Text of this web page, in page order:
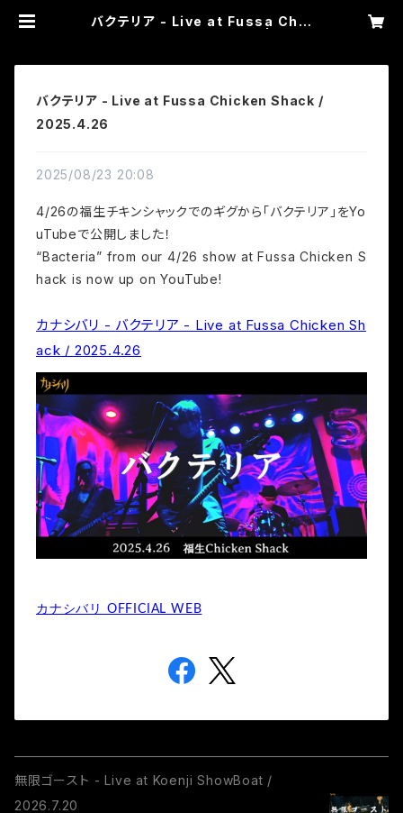
バクテリア - Live at Fussa Chic
バクテリア - Live at Fussa Chicken Shack /
2025.4.26
2025/08/23 20:08
4/26の福生チキンシャックでのギグから「バクテリア」をYo
uTubeで公開しました！
“Bacteria” from our 4/26 show at Fussa Chicken S
hack is now up on YouTube!
カナシバリ - バクテリア - Live at Fussa Chicken Sh
ack / 2025.4.26
カナシバリ OFFICIAL WEB
無限ゴースト - Live at Koenji ShowBoat /
2026.7.20